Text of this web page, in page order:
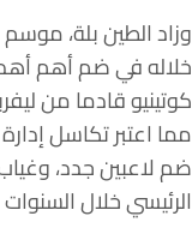
وزاد الطين بلة،
خلاله في ضم أهم
كوتينيو قادما من
مما اعتبر تكاسل
ضم لاعبين جدد،
الرئيسي خلال